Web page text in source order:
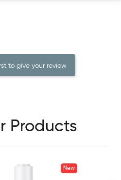
to give your review
Products
New